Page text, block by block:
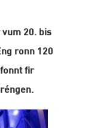
20. bis
ronn 120
fir